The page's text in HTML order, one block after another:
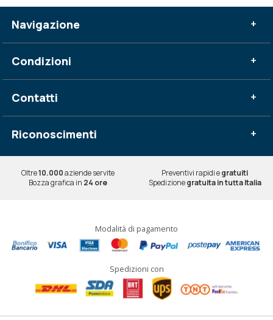
Navigazione +
Condizioni +
Contatti +
Riconoscimenti +
Oltre10.000aziende servite Preventivi rapidi egratuiti
Bozza grafica in 24 ore Spedizionegratuita in tutta Italia
Modalità di pagamento
Spedizioni con